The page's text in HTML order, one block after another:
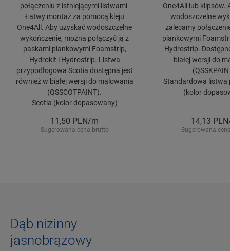
połączeniu z istniejącymi listwami.
Łatwy montaż za pomocą kleju
One4All. Aby uzyskać wodoszczelne
wykończenie, można połączyć ją z
paskami piankowymi Foamstrip,
Hydrokit i Hydrostrip. Listwa
przypodłogowa Scotia dostępna jest
również w białej wersji do malowania
(QSSCOTPAINT).
Scotia (kolor dopasowany)
11,50 PLN/m
Sugerowana cena brutto
One4All lub klipsów.
wodoszczelne
zalecamy
piankowymi
Hydrostrip.
białej wersji do
Standardowa listwa
(kolor
14,13
Sugerowana
Dąb nizinny
jasnobrązowy